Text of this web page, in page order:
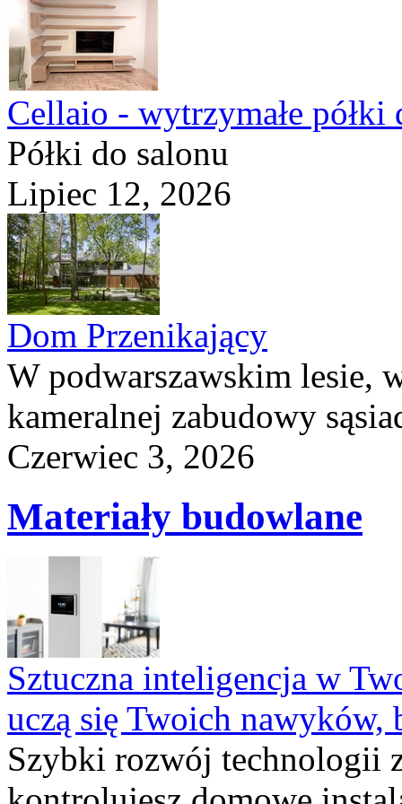
Cellaio - wytrzymałe półki
Półki do salonu
Lipiec 12, 2026
Dom Przenikający
W podwarszawskim lesie,
kameralnej zabudowy
Czerwiec 3, 2026
Materiały budowlane
Sztuczna inteligencja w
uczą się Twoich nawyków,
Szybki rozwój technologii